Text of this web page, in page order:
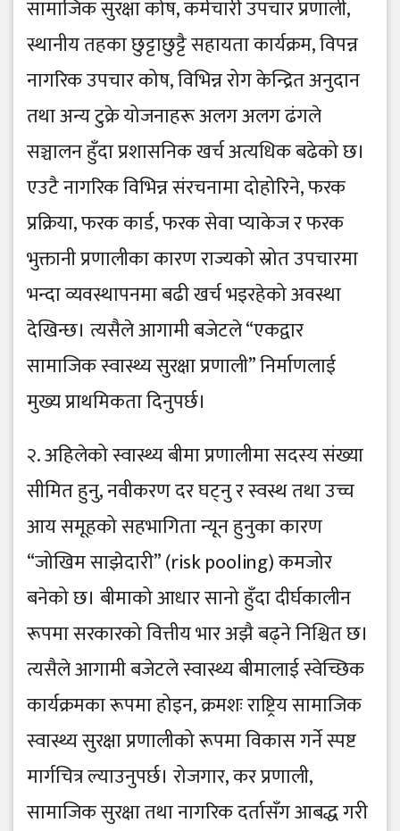
सामाजिक सुरक्षा कोष, कर्मचारी उपचार प्रणाली,
स्थानीय तहका छुट्टाछुट्टै सहायता कार्यक्रम, विपन्न
नागरिक उपचार कोष, विभिन्न रोग केन्द्रित अनुदान
तथा अन्य टुक्रे योजनाहरू अलग अलग ढंगले
सञ्चालन हुँदा प्रशासनिक खर्च अत्यधिक बढेको छ।
एउटै नागरिक विभिन्न संरचनामा दोहोरिने, फरक
प्रक्रिया, फरक कार्ड, फरक सेवा प्याकेज र फरक
भुक्तानी प्रणालीका कारण राज्यको स्रोत उपचारमा
भन्दा व्यवस्थापनमा बढी खर्च भइरहेको अवस्था
देखिन्छ। त्यसैले आगामी बजेटले “एकद्वार
सामाजिक स्वास्थ्य सुरक्षा प्रणाली” निर्माणलाई
मुख्य प्राथमिकता दिनुपर्छ।
२. अहिलेको स्वास्थ्य बीमा प्रणालीमा सदस्य संख्या
सीमित हुनु, नवीकरण दर घट्नु र स्वस्थ तथा उच्च
आय समूहको सहभागिता न्यून हुनुका कारण
“जोखिम साझेदारी” (risk pooling) कमजोर
बनेको छ। बीमाको आधार सानो हुँदा दीर्घकालीन
रूपमा सरकारको वित्तीय भार अझै बढ्ने निश्चित छ।
त्यसैले आगामी बजेटले स्वास्थ्य बीमालाई स्वेच्छिक
कार्यक्रमका रूपमा होइन, क्रमशः राष्ट्रिय सामाजिक
स्वास्थ्य सुरक्षा प्रणालीको रूपमा विकास गर्ने स्पष्ट
मार्गचित्र ल्याउनुपर्छ। रोजगार, कर प्रणाली,
सामाजिक सुरक्षा तथा नागरिक दर्तासँग आबद्ध गरी